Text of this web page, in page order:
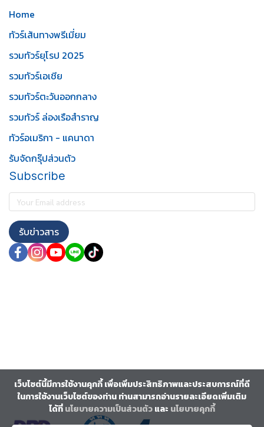
Home
ทัวร์เส้นทางพรีเมี่ยม
รวมทัวร์ยุโรป 2025
รวมทัวร์เอเชีย
รวมทัวร์ตะวันออกกลาง
รวมทัวร์ ล่องเรือสำราญ
ทัวร์อเมริกา - แคนาดา
รับจัดกรุ๊ปส่วนตัว
Subscribe
รับข่าวสาร
เว็บไซต์นี้มีการใช้งานคุกกี้ เพื่อเพิ่มประสิทธิภาพและประสบการณ์ที่ดี
ในการใช้งานเว็บไซต์ของท่าน ท่านสามารถอ่านรายละเอียดเพิ่มเติม
ได้ที่นโยบายความเป็นส่วนตัวและ นโยบายคุกกี้